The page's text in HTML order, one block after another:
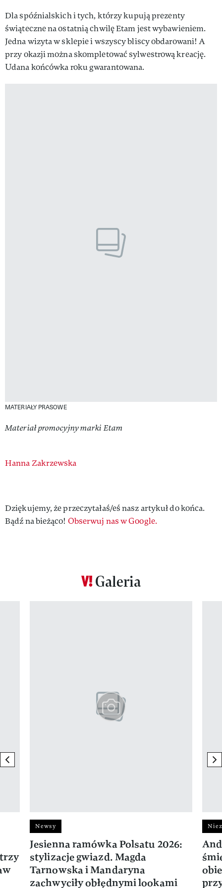
Dla spóźnialskich i tych, którzy kupują prezenty
świąteczne na ostatnią chwilę Etam jest wybawieniem.
Jedna wizyta w sklepie i wszyscy bliscy obdarowani! A
przy okazji można skompletować sylwestrową kreację.
Udana końcówka roku gwarantowana.
MATERIAŁY PRASOWE
Materiał promocyjny marki Etam
Authors
Hanna Zakrzewska
Dziękujemy, że przeczytałaś/eś nasz artykuł do końca.
Bądź na bieżąco! Obserwuj nas w Google.
Galeria
previous element
Newsy
Jesienna ramówka Polsatu 2026:
stylizacje gwiazd. Magda
Tarnowska i Mandaryna
zachwyciły obłędnymi lookami